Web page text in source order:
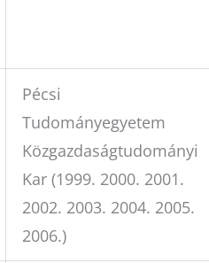
Pécsi
Tudományegyetem
Közgazdaságtudományi
Kar (1999. 2000. 2001.
2002. 2003. 2004. 2005.
2006.)